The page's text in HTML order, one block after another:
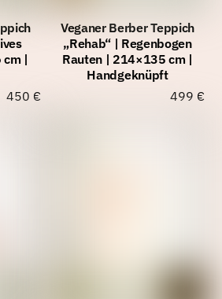
cm |
450 €
Veganer Berber Teppich
„Rehab“ | Regenbogen
Rauten | 214×135 cm |
Handgeknüpft
499 €